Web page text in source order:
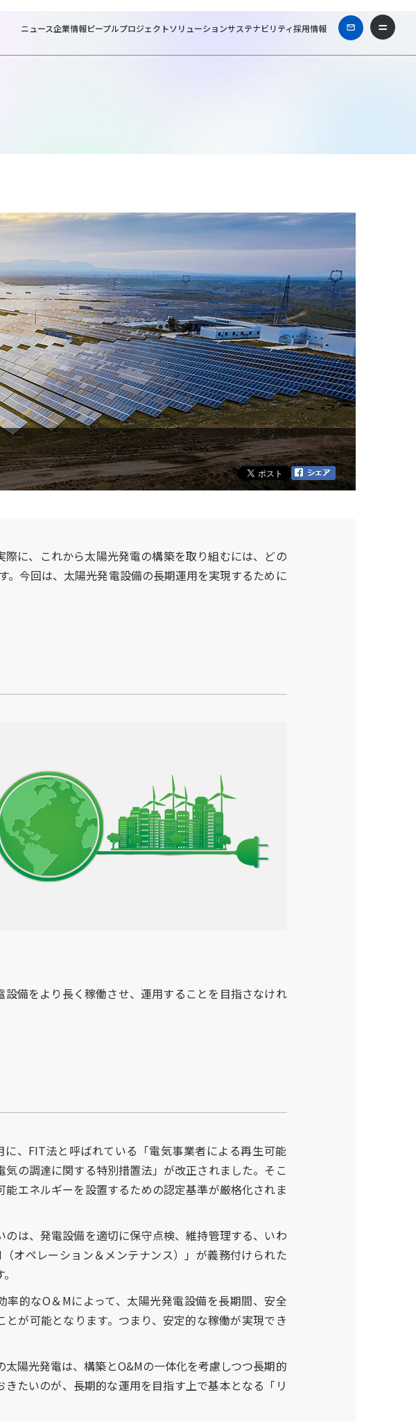
ニュース企業情報ピープルプロジェクトソリューションサステナビリティ採用情報
際に、これから太陽光発電の構築を取り組むには、どの
今回は、太陽光発電設備の長期運用を実現するために
備をより長く稼働させ、運用することを目指さなけれ
、FIT法と呼ばれている「電気事業者による再生可能
気の調達に関する特別措置法」が改正されました。そこ
能エネルギーを設置するための認定基準が厳格化されま
のは、発電設備を適切に保守点検、維持管理する、いわ
オペレーション＆メンテナンス）」が義務付けられた
率的なO＆Mによって、太陽光発電設備を長期間、安全
とが可能となります。つまり、安定的な稼働が実現でき
陽光発電は、構築とO&Mの一体化を考慮しつつ長期的
たいのが、長期的な運用を目指す上で基本となる「リ